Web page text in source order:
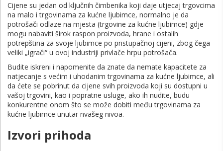
Cijene su jedan od ključnih čimbenika koji daje utjecaj trgovcima
na malo i trgovinama za kućne ljubimce, normalno je da
potrošači odlaze na mjesta (trgovine za kućne ljubimce) gdje
mogu nabaviti širok raspon proizvoda, hrane i ostalih
potrepština za svoje ljubimce po pristupačnoj cijeni, zbog čega
veliki „igrači“ u ovoj industriji privlače hrpu potrošača.
Budite iskreni i napomenite da znate da nemate kapacitete za
natjecanje s većim i uhodanim trgovinama za kućne ljubimce, ali
da ćete se pobrinut da cijene svih proizvoda koji su dostupni u
vašoj trgovini, kao i popratne usluge, ako ih nudite, budu
konkurentne onom što se može dobiti među trgovinama za
kućne ljubimce unutar nvašeg nivoa.
Izvori prihoda